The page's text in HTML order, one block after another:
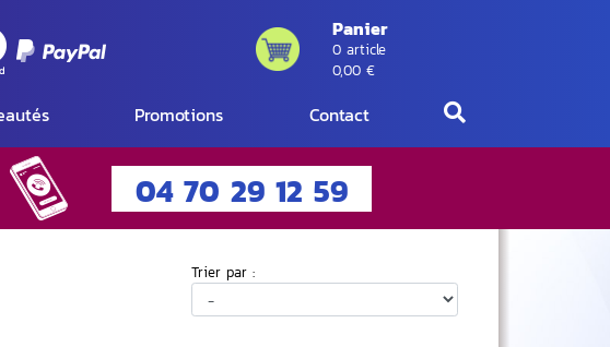
Panier
0 article
0,00 €
Promotions Contact
04 70 29 12 59
Trier par :